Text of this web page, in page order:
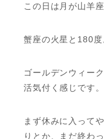
この日は月が山羊
蟹座の火星と180度
ゴールデンウィー
活気付く感じです。
まず休みに入って
りとか、まだ終わ